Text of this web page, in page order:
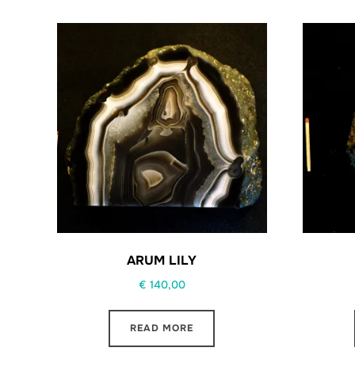
ARUM LILY
€ 140,00
READ MORE